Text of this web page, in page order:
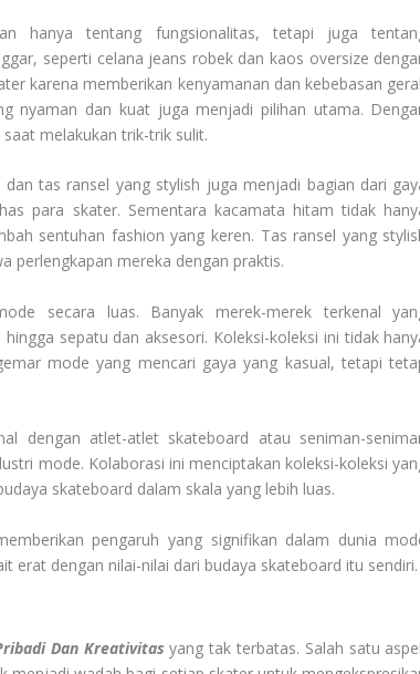
hanya tentang fungsionalitas, tetapi juga
seperti celana jeans robek dan kaos oversize
karena memberikan kenyamanan dan kebebasan
nyaman dan kuat juga menjadi pilihan utama.
melakukan trik-trik sulit.
tas ransel yang stylish juga menjadi bagian dari
para skater. Sementara kacamata hitam tidak
sentuhan fashion yang keren. Tas ransel yang
perlengkapan mereka dengan praktis.
secara luas. Banyak merek-merek terkenal
sepatu dan aksesori. Koleksi-koleksi ini tidak
mode yang mencari gaya yang kasual, tetapi
dengan atlet-atlet skateboard atau seniman-
mode. Kolaborasi ini menciptakan koleksi-koleksi
skateboard dalam skala yang lebih luas.
pengaruh yang signifikan dalam dunia
erat dengan nilai-nilai dari budaya skateboard itu sendiri.
Dan Kreativitas yang tak terbatas. Salah satu